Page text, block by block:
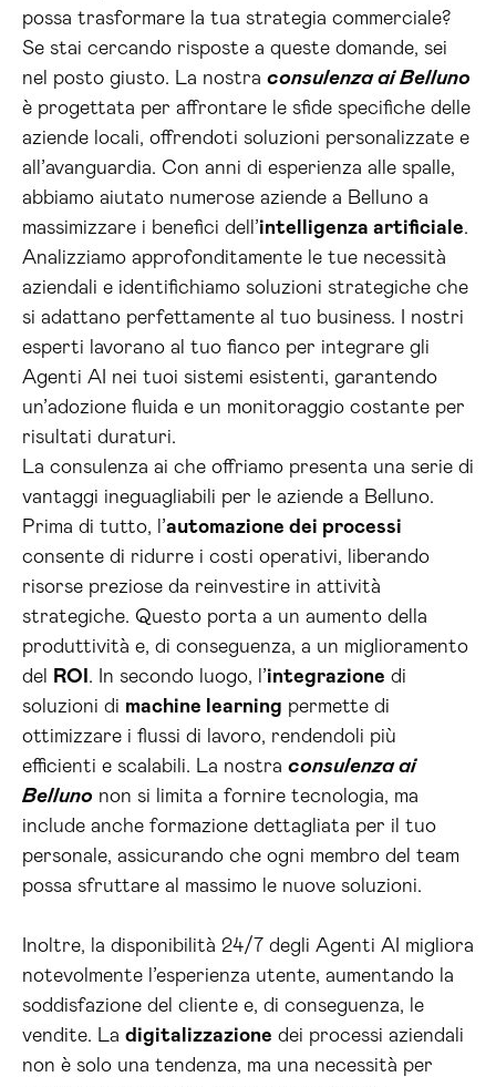
possa trasformare la tua strategia commerciale?
Se stai cercando risposte a queste domande, sei
nel posto giusto. La nostra consulenza ai Belluno
è progettata per affrontare le sfide specifiche delle
aziende locali, offrendoti soluzioni personalizzate e
all’avanguardia. Con anni di esperienza alle spalle,
abbiamo aiutato numerose aziende a Belluno a
massimizzare i benefici dell’intelligenza artificiale.
Analizziamo approfonditamente le tue necessità
aziendali e identifichiamo soluzioni strategiche che
si adattano perfettamente al tuo business. I nostri
esperti lavorano al tuo fianco per integrare gli
Agenti AI nei tuoi sistemi esistenti, garantendo
un’adozione fluida e un monitoraggio costante per
risultati duraturi.
La consulenza ai che offriamo presenta una serie di
vantaggi ineguagliabili per le aziende a Belluno.
Prima di tutto, l’automazione dei processi
consente di ridurre i costi operativi, liberando
risorse preziose da reinvestire in attività
strategiche. Questo porta a un aumento della
produttività e, di conseguenza, a un miglioramento
del
ROI . In secondo luogo, l’integrazione di
soluzioni di machine learning permette di
ottimizzare i flussi di lavoro, rendendoli più
efficienti e scalabili. La nostra consulenza ai
Belluno non si limita a fornire tecnologia, ma
include anche formazione dettagliata per il tuo
personale, assicurando che ogni membro del team
possa sfruttare al massimo le nuove soluzioni.
Inoltre, la disponibilità 24/7 degli Agenti AI migliora
notevolmente l’esperienza utente, aumentando la
soddisfazione del cliente e, di conseguenza, le
vendite. La digitalizzazione dei processi aziendali
non è solo una tendenza, ma una necessità per